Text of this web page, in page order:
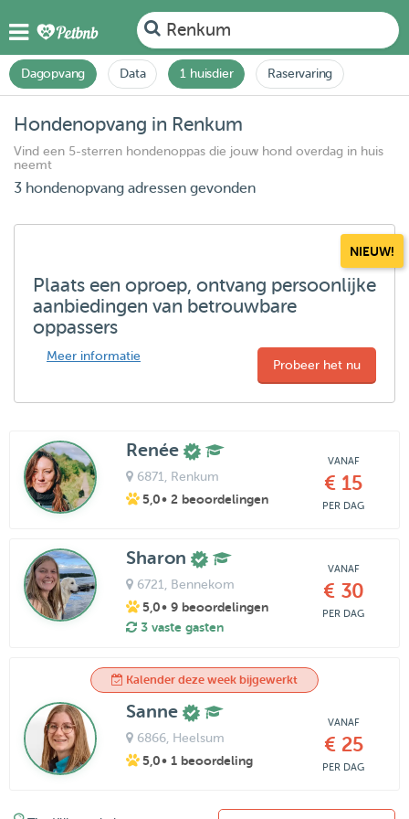
Renkum
Dagopvang Data 1 huisdier Raservaring
Hondenopvang in Renkum
Vind een 5-sterren hondenoppas die jouw hond overdag in huis
neemt
3 hondenopvang adressen gevonden
NIEUW!
Plaats een oproep, ontvang persoonlijke
aanbiedingen van betrouwbare
oppassers
Meer informatie
Probeer het nu
Renée
6871 , Renkum
5,0• 2 beoordelingen
VANAF
€ 15
PER DAG
Sharon
6721 , Bennekom
5,0• 9 beoordelingen
3 vaste gasten
VANAF
€ 30
PER DAG
Kalender deze week bijgewerkt
Sanne
6866, Heelsum
5,0• 1 beoordeling
VANAF
€ 25
PER DAG